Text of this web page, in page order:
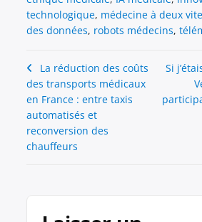
technologique, médecine à deux
des données, robots médecins,
Navigation
de
l’article
La réduction des coûts
des transports médicaux
en France : entre taxis
automatisés et
reconversion des
chauffeurs
Si